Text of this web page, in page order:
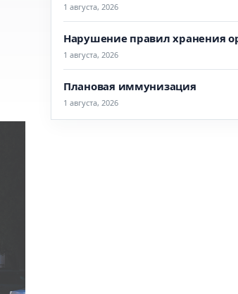
1 августа, 2026
Нарушение правил хранения
1 августа, 2026
Плановая иммунизация
1 августа, 2026